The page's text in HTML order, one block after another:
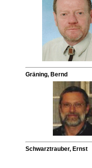
Gräning, Bernd
Schwarztrauber, Ernst